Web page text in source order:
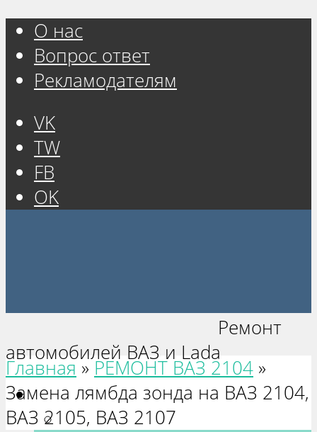
О нас
Вопрос ответ
Рекламодателям
VK
TW
FB
OK
Ремонт
автомобилей ВАЗ и Lada
Ваз 2101-2115
РЕМОНТ ВАЗ 2101
Главная » РЕМОНТ ВАЗ 2104 »
Замена лямбда зонда на ВАЗ 2104,
ВАЗ 2105, ВАЗ 2107